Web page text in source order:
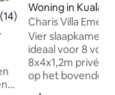
beoordeling
Woning in Kuala
Charis Villa
strandvilla
Vier slaapkamers
ideaal voor 8
8x4x1,2m
op het bovendek